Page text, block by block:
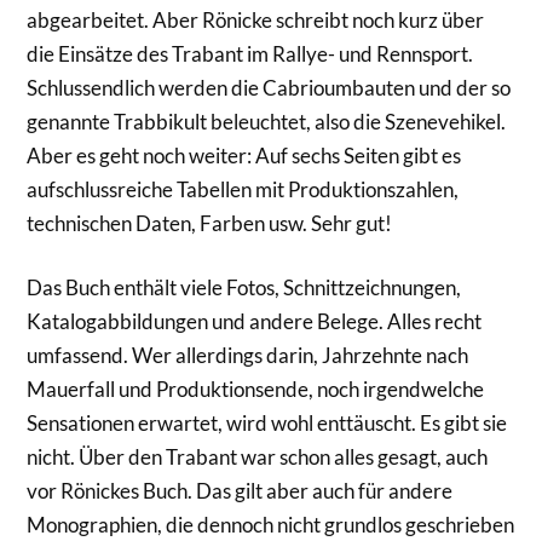
abgearbeitet. Aber Rönicke schreibt noch kurz über
die Einsätze des Trabant im Rallye- und Rennsport.
Schlussendlich werden die Cabrioumbauten und der so
genannte Trabbikult beleuchtet, also die Szenevehikel.
Aber es geht noch weiter: Auf sechs Seiten gibt es
aufschlussreiche Tabellen mit Produktionszahlen,
technischen Daten, Farben usw. Sehr gut!
Das Buch enthält viele Fotos, Schnittzeichnungen,
Katalogabbildungen und andere Belege. Alles recht
umfassend. Wer allerdings darin, Jahrzehnte nach
Mauerfall und Produktionsende, noch irgendwelche
Sensationen erwartet, wird wohl enttäuscht. Es gibt sie
nicht. Über den Trabant war schon alles gesagt, auch
vor Rönickes Buch. Das gilt aber auch für andere
Monographien, die dennoch nicht grundlos geschrieben